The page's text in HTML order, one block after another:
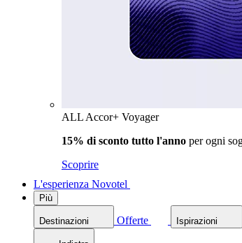
ALL Accor+ Voyager
15% di sconto tutto l'anno per ogni
Scoprire
L'esperienza Novotel
Più
Destinazioni Offerte Ispirazioni